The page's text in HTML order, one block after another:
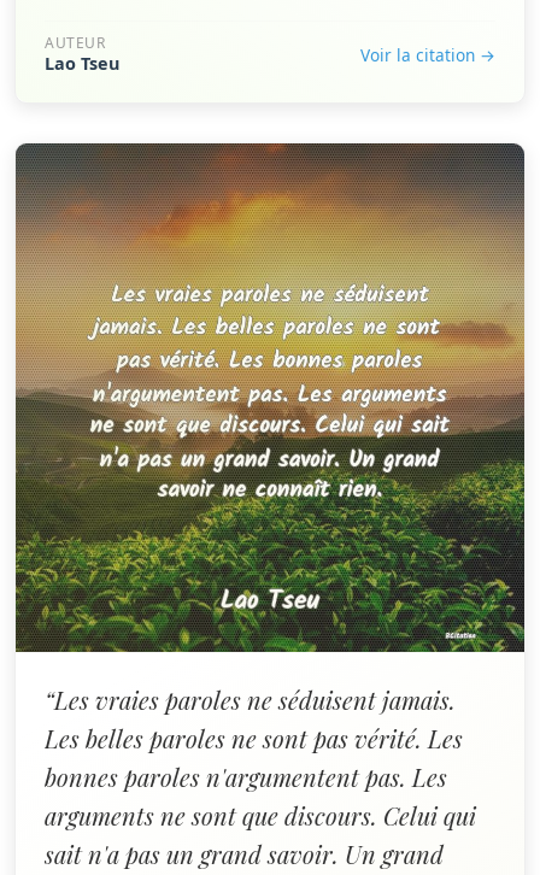
AUTEUR
Lao Tseu Voir la citation →
“Les vraies paroles ne séduisent jamais.
Les belles paroles ne sont pas vérité. Les
bonnes paroles n'argumentent pas. Les
arguments ne sont que discours. Celui qui
sait n'a pas un grand savoir. Un grand